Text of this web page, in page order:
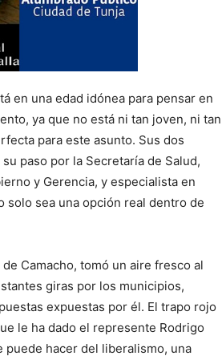
en una edad idónea para pensar en
ya que no está ni tan joven, ni tan
para este asunto. Sus dos
paso por la Secretaría de Salud,
y Gerencia, y especialista en
solo sea una opción real dentro de
Camacho, tomó un aire fresco al
giras por los municipios,
expuestas por él. El trapo rojo
le ha dado el represente Rodrigo
puede hacer del liberalismo, una